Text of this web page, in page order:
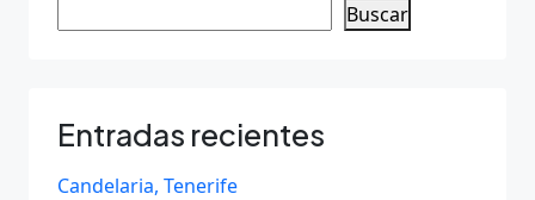
Buscar
Entradas recientes
Candelaria, Tenerife